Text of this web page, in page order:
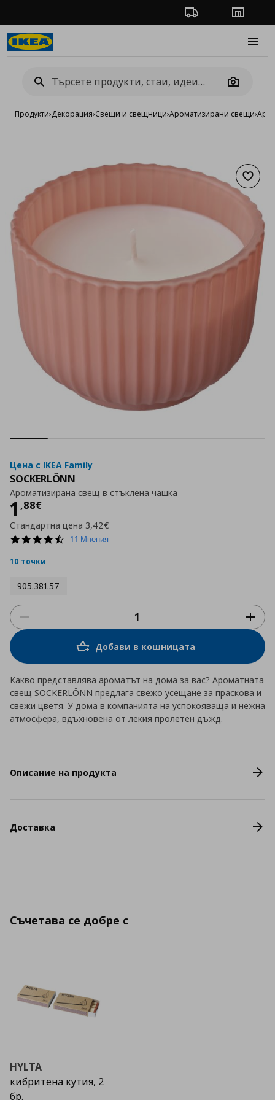
Проследяване на
Camera
Продукти›Декорация›Свещи и свещници›Ароматизирани свещи›
Цена с IKEA Family
SOCKERLÖNN
Ароматизирана свещ в стъклена чашка
1 ,88€
Цена
Стандартна цена 3,42€
4.6
11 Мнения
10 точки
905.381.57
Добави в кошницата
Какво представлява ароматът на дома за вас? Ароматната
свещ SOCKERLÖNN предлага свежо усещане за праскова и
свежи цветя. У дома в компанията на успокояваща и нежна
атмосфера, вдъхновена от лекия пролетен дъжд.
Описание на продукта
Доставка
Съчетава се добре с
HYLTA
кибритена кутия, 2
бр.